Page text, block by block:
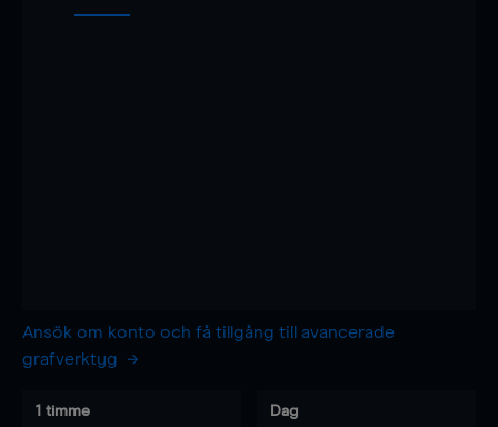
Ansök om konto och få tillgång till avancerade
grafverktyg
1 timme Dag